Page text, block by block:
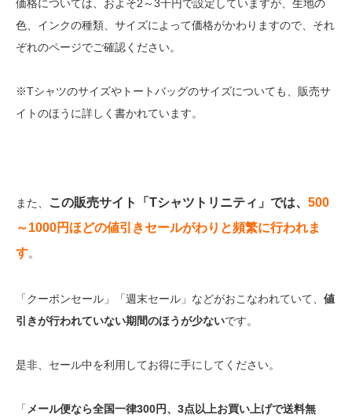
価格については、およそ2～3千円で設定していますが、生地の
色、インクの種類、サイズによって価格がかわりますので、それ
ぞれのページでご確認ください。
※Tシャツのサイズやトートバッグのサイズについても、販売サ
イトのほうに詳しく書かれています。
また、 この販売サイト「Tシャツトリニティ」では、 500
～1000円ほどの値引きセールがわりと頻繁に行われま
す。
「クーポンセール」「週末セール」などがおこなわれていて、 値
引きが行われていない期間のほうが少ないです。
是非、セール中を利用してお得に手にしてください。
「メール便なら全国一律300円、3点以上お買い上げで送料無